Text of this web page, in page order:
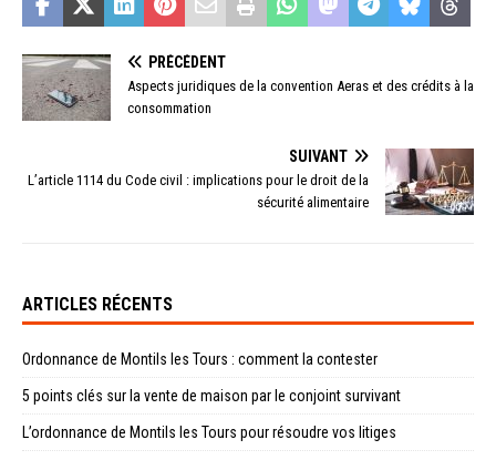
PRÉCÉDENT
Aspects juridiques de la convention Aeras et des crédits à la
consommation
SUIVANT
L’article 1114 du Code civil : implications pour le droit de la
sécurité alimentaire
ARTICLES RÉCENTS
Ordonnance de Montils les Tours : comment la contester
5 points clés sur la vente de maison par le conjoint survivant
L’ordonnance de Montils les Tours pour résoudre vos litiges